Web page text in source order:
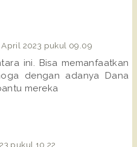
April 2023 pukul 09.09
ini. Bisa memanfaatkan
dengan adanya Dana
mereka
pukul 10.22